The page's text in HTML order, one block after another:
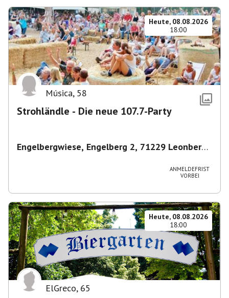
Heute, 08.08.2026
18:00
Música, 58
Strohländle - Die neue 107.7-Party
Engelbergwiese, Engelberg 2, 71229 Leonberg,
ANMELDEFRIST
VORBEI
Heute, 08.08.2026
18:00
ElGreco, 65